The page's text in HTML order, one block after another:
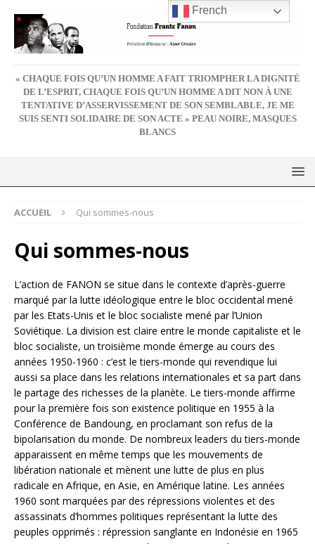
« CHAQUE FOIS QU’UN HOMME A FAIT TRIOMPHER LA DIGNITÉ
DE L’ESPRIT, CHAQUE FOIS QU’UN HOMME A DIT NON À UNE
TENTATIVE D’ASSERVISSEMENT DE SON SEMBLABLE, JE ME
SUIS SENTI SOLIDAIRE DE SON ACTE » PEAU NOIRE, MASQUES
BLANCS
ACCUEIL Qui sommes-nous
Qui sommes-nous
L’action de FANON se situe dans le contexte d’après-guerre
marqué par la lutte idéologique entre le bloc occidental mené
par les Etats-Unis et le bloc socialiste mené par l’Union
Soviétique. La division est claire entre le monde capitaliste et le
bloc socialiste, un troisième monde émerge au cours des
années 1950-1960 : c’est le tiers-monde qui revendique lui
aussi sa place dans les relations internationales et sa part dans
le partage des richesses de la planète. Le tiers-monde affirme
pour la première fois son existence politique en 1955 à la
Conférence de Bandoung, en proclamant son refus de la
bipolarisation du monde. De nombreux leaders du tiers-monde
apparaissent en même temps que les mouvements de
libération nationale et mènent une lutte de plus en plus
radicale en Afrique, en Asie, en Amérique latine. Les années
1960 sont marquées par des répressions violentes et des
assassinats d’hommes politiques représentant la lutte des
peuples opprimés : répression sanglante en Indonésie en 1965
French